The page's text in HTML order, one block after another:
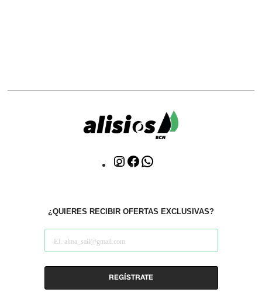
ClickClick
¿QUIERES RECIBIR OFERTAS EXCLUSIVAS?